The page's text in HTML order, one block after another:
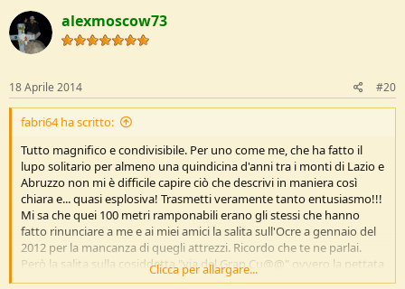
c
t
i
o
s
:
alexmoscow73
18 Aprile 2014 #20
fabri64 ha scritto:
Tutto magnifico e condivisibile. Per uno come me, che ha fatto il
lupo solitario per almeno una quindicina d'anni tra i monti di Lazio e
Abruzzo non mi è difficile capire ciò che descrivi in maniera così
chiara e... quasi esplosiva! Trasmetti veramente tanto entusiasmo!!!
Mi sa che quei 100 metri ramponabili erano gli stessi che hanno
fatto rinunciare a me e ai miei amici la salita sull'Ocre a gennaio del
2012 per la mancanza di quegli attrezzi. Ricordo che te ne parlai.
Però la salita sulla cosiddetta "via del Gran Cu@@" ovvero la pettata
dei 500 metri del versante sud del Cefalone, quella l'abbiamo fatta
Clicca per allargare...